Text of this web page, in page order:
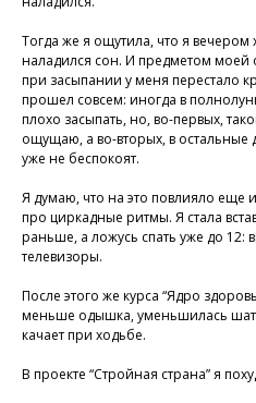
Тогда же я ощутила, что я вечером
наладился сон. И предметом моей
при засыпании у меня перестало
прошел совсем: иногда в
плохо засыпать, но, во-первых,
ощущаю, а во-вторых, в
уже не беспокоят.
Я думаю, что на это повлияло еще
про циркадные ритмы. Я стала
раньше, а ложусь спать уже до 12:
телевизоры.
После этого же курса “Ядро
меньше одышка, уменьшилась
качает при ходьбе.
В проекте “Стройная страна” я